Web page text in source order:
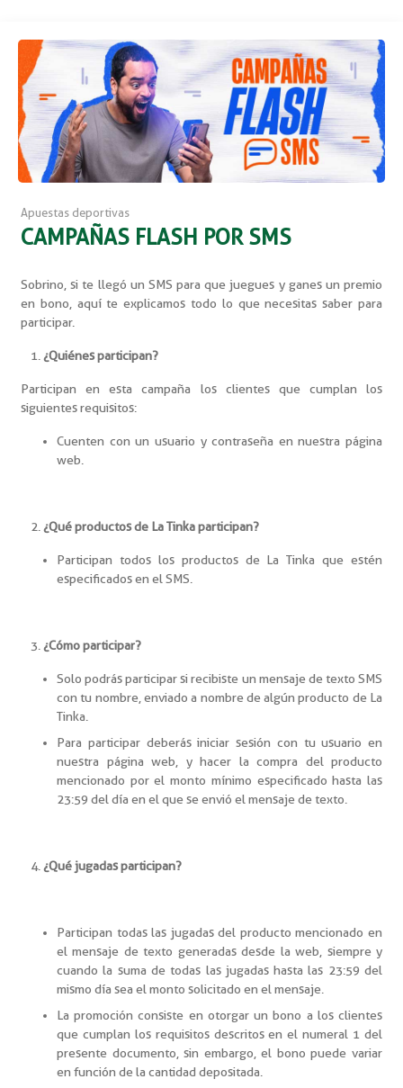
Apuestas deportivas
CAMPAÑAS FLASH POR SMS
Sobrino, si te llegó un SMS para que juegues y ganes un premio
en bono, aquí te explicamos todo lo que necesitas saber para
participar.
¿Quiénes participan?
Participan en esta campaña los clientes que cumplan los
siguientes requisitos:
Cuenten con un usuario y contraseña en nuestra página
web.
¿Qué productos de La Tinka participan?
Participan todos los productos de La Tinka que estén
especificados en el SMS.
¿Cómo participar?
Solo podrás participar si recibiste un mensaje de texto SMS
con tu nombre, enviado a nombre de algún producto de La
Tinka.
Para participar deberás iniciar sesión con tu usuario en
nuestra página web, y hacer la compra del producto
mencionado por el monto mínimo especificado hasta las
23:59 del día en el que se envió el mensaje de texto.
¿Qué jugadas participan?
Participan todas las jugadas del producto mencionado en
el mensaje de texto generadas desde la web, siempre y
cuando la suma de todas las jugadas hasta las 23:59 del
mismo día sea el monto solicitado en el mensaje.
La promoción consiste en otorgar un bono a los clientes
que cumplan los requisitos descritos en el numeral 1 del
presente documento, sin embargo, el bono puede variar
en función de la cantidad depositada.